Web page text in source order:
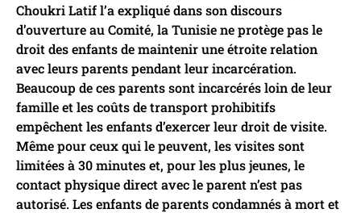
Choukri Latif l’a expliqué dans son discours
d’ouverture au Comité, la Tunisie ne protège pas le
droit des enfants de maintenir une étroite relation
avec leurs parents pendant leur incarcération.
Beaucoup de ces parents sont incarcérés loin de leur
famille et les coûts de transport prohibitifs
empêchent les enfants d’exercer leur droit de visite.
Même pour ceux qui le peuvent, les visites sont
limitées à 30 minutes et, pour les plus jeunes, le
contact physique direct avec le parent n’est pas
autorisé. Les enfants de parents condamnés à mort et